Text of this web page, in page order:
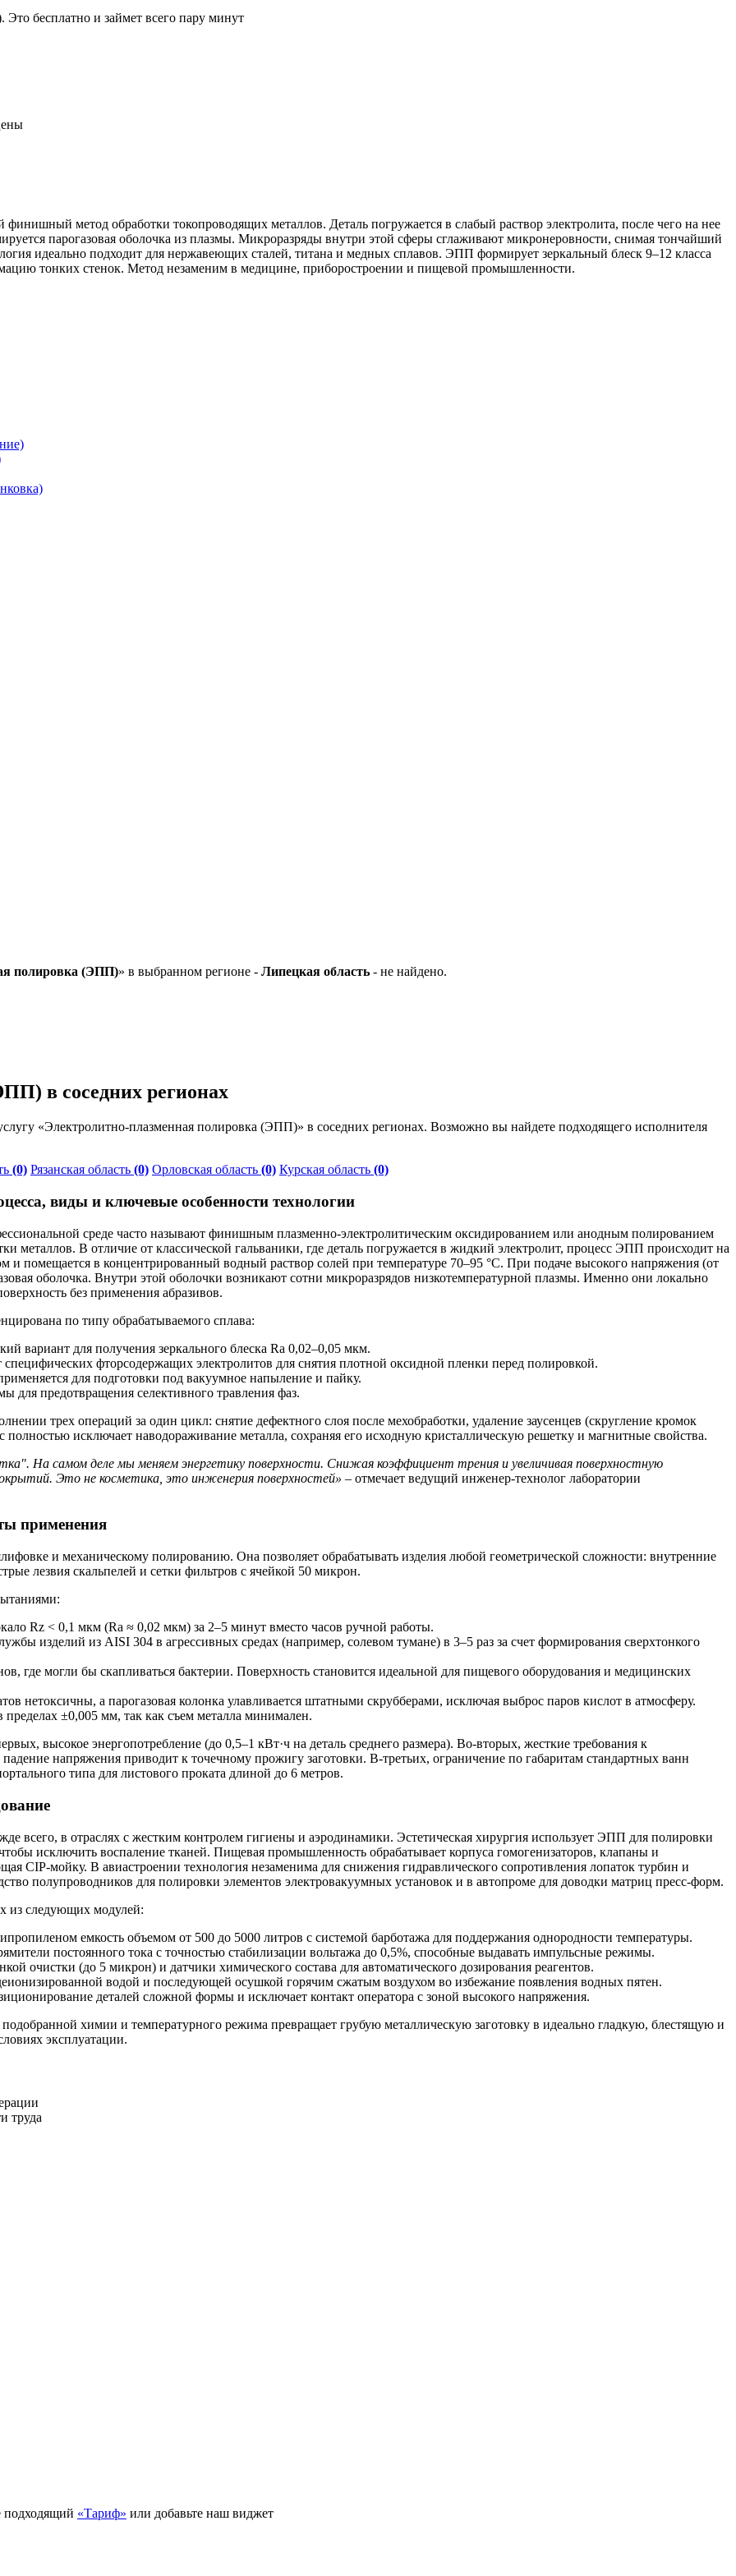
бесплатно и займет всего пару минут
метод обработки токопроводящих металлов. Деталь погружается в слабый раствор электролита, после чего на нее
парогазовая оболочка из плазмы. Микроразряды внутри этой сферы сглаживают микронеровности, снимая тончайший
идеально подходит для нержавеющих сталей, титана и медных сплавов. ЭПП формирует зеркальный блеск 9–12 класса
тонких стенок. Метод незаменим в медицине, приборостроении и пищевой промышленности.
полировка (ЭПП)» в выбранном регионе - Липецкая область - не найдено.
в соседних регионах
«Электролитно-плазменная полировка (ЭПП)» в соседних регионах. Возможно вы найдете подходящего исполнителя
(0) Рязанская область (0) Орловская область (0) Курская область (0)
виды и ключевые особенности технологии
среде часто называют финишным плазменно-электролитическим оксидированием или анодным полированием
металлов. В отличие от классической гальваники, где деталь погружается в жидкий электролит, процесс ЭПП происходит на
и помещается в концентрированный водный раствор солей при температуре 70–95 °C. При подаче высокого напряжения (от
оболочка. Внутри этой оболочки возникают сотни микроразрядов низкотемпературной плазмы. Именно они локально
без применения абразивов.
по типу обрабатываемого сплава:
вариант для получения зеркального блеска Ra 0,02–0,05 мкм.
фторсодержащих электролитов для снятия плотной оксидной пленки перед полировкой.
для подготовки под вакуумное напыление и пайку.
для предотвращения селективного травления фаз.
трех операций за один цикл: снятие дефектного слоя после мехобработки, удаление заусенцев (скругление кромок
исключает наводораживание металла, сохраняя его исходную кристаллическую решетку и магнитные свойства.
На самом деле мы меняем энергетику поверхности. Снижая коэффициент трения и увеличивая поверхностную
Это не косметика, это инженерия поверхностей» – отмечает ведущий инженер-технолог лаборатории
применения
и механическому полированию. Она позволяет обрабатывать изделия любой геометрической сложности: внутренние
лезвия скальпелей и сетки фильтров с ячейкой 50 микрон.
Rz < 0,1 мкм (Ra ≈ 0,02 мкм) за 2–5 минут вместо часов ручной работы.
изделий из AISI 304 в агрессивных средах (например, солевом тумане) в 3–5 раз за счет формирования сверхтонкого
где могли бы скапливаться бактерии. Поверхность становится идеальной для пищевого оборудования и медицинских
нетоксичны, а парогазовая колонка улавливается штатными скрубберами, исключая выброс паров кислот в атмосферу.
пределах ±0,005 мм, так как съем металла минимален.
высокое энергопотребление (до 0,5–1 кВт·ч на деталь среднего размера). Во-вторых, жесткие требования к
напряжения приводит к точечному прожигу заготовки. В-третьих, ограничение по габаритам стандартных ванн
типа для листового проката длиной до 6 метров.
всего, в отраслях с жестким контролем гигиены и аэродинамики. Эстетическая хирургия использует ЭПП для полировки
исключить воспаление тканей. Пищевая промышленность обрабатывает корпуса гомогенизаторов, клапаны и
CIP-мойку. В авиастроении технология незаменима для снижения гидравлического сопротивления лопаток турбин и
полупроводников для полировки элементов электровакуумных установок и в автопроме для доводки матриц пресс-форм.
из следующих модулей:
емкость объемом от 500 до 5000 литров с системой барботажа для поддержания однородности температуры.
постоянного тока с точностью стабилизации вольтажа до 0,5%, способные выдавать импульсные режимы.
очистки (до 5 микрон) и датчики химического состава для автоматического дозирования реагентов.
водой и последующей осушкой горячим сжатым воздухом во избежание появления водных пятен.
деталей сложной формы и исключает контакт оператора с зоной высокого напряжения.
химии и температурного режима превращает грубую металлическую заготовку в идеально гладкую, блестящую и
эксплуатации.
подходящий «Тариф» или добавьте наш виджет